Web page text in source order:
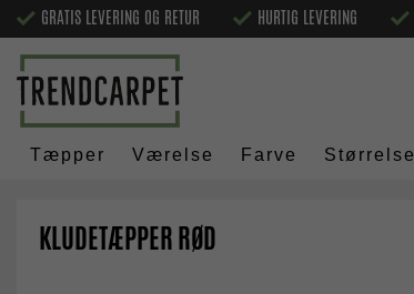
GRATIS LEVERING OG RETUR HURTIG LEVERING
Tæpper Værelse Farve Størrelse
KLUDETÆPPER RØD